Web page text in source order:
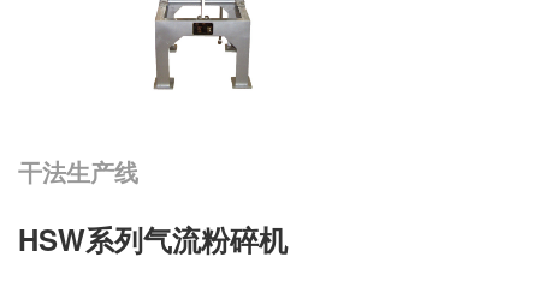
干法生产线
HSW系列气流粉碎机